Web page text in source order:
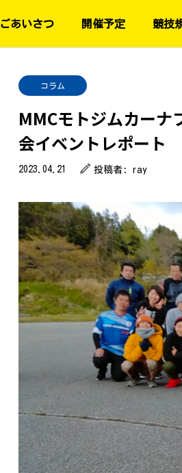
ごあいさつ 開催予定 競技
コラム
MMCモトジムカー
会イベントレポート
2023.04.21 投稿者: ray